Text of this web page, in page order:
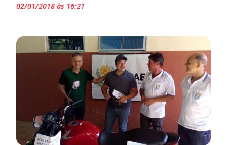
02/01/2018 às 16:21